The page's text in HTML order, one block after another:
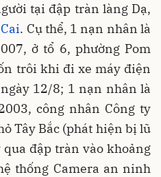
tại đập tràn làng Dạ,
. Cụ thể, 1 nạn nhân là
ở tổ 6, phường Pom
trôi khi đi xe máy điện
12/8; 1 nạn nhân là
công nhân Công ty
Tây Bắc (phát hiện bị lũ
đập tràn vào khoảng
thống Camera an ninh